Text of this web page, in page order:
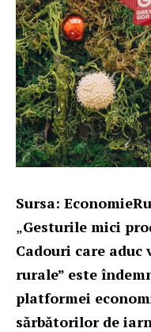
Sursa:
„Gesturile mici
Cadouri care
rurale” este
platformei
sărbătorilor de